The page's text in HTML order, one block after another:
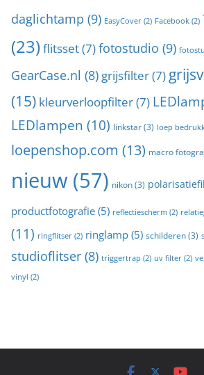
daglichtamp (9) EasyCover (2) Facebook (2)
(23)flitsset(7)fotostudio (9)
GearCase.nl (8) grijsfilter(7)
(15) kleurverloopfilter(7)
LEDlampen (10) linkstar(3) loep
loepenshop.com (13) macro
nieuw (57) nikon(3)
productfotografie (5) reflectiescherm (2)
(11) ringflitser (2) ringlamp (5) schilderen(3)
studioflitser (8) triggertrap (2) uv filter (2)
vinyl (2)